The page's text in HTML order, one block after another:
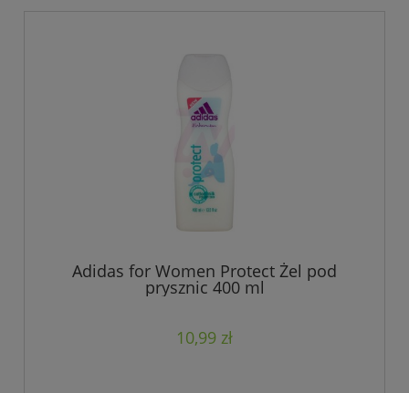
Adidas for Women Protect Żel pod
prysznic 400 ml
10,99 zł